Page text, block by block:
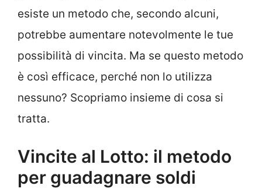
esiste un metodo che, secondo alcuni,
potrebbe aumentare notevolmente le tue
possibilità di vincita. Ma se questo metodo
è così efficace, perché non lo utilizza
nessuno? Scopriamo insieme di cosa si
tratta.
Vincite al Lotto: il metodo
per guadagnare soldi